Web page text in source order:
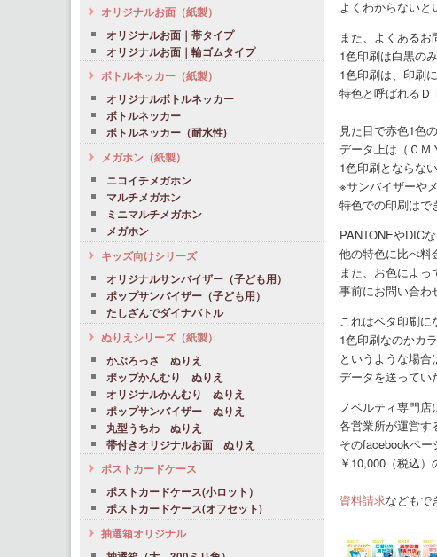
よくわからない
また、よくあるお
1色印刷は白黒の
1色印刷は、印刷
特色と呼ばれるＤ
見た目で赤色1色
データ上は（ＣＭ
1色印刷とならな
※サンバイザーや
特色での印刷はで
PANTONEやDIC
他の特色に比べ料
また、お色によ
事前にお問い合わ
これはベタ印刷に
1色印刷なのかカ
というような場合
データを送ってい
ノベルティ専門
各営業所が運営す
そのfacebookペ
￥10,000（税込
資料請求などもで
オリジナルお面（紙製）
オリジナルお面｜帯タイプ
オリジナルお面｜輪ゴムタイプ
ボトルネッカー（紙製）
オリジナルボトルネッカー
ボトルネッカー
ボトルネッカー（耐水性)
メガホン（紙製）
ニコイチメガホン
マルチメガホン
ミニマルチメガホン
メガホン
キッズ向けシリーズ
オリジナルサンバイザー（子ども用）
ポップサンバイザー（子ども用）
たしざんでダイナバトル
ぬりえシリーズ（紙製）
かぶろっさ ぬりえ
ポップかんむり ぬりえ
オリジナルかんむり ぬりえ
ポップサンバイザー ぬりえ
丸型うちわ ぬりえ
帯付きオリジナルお面 ぬりえ
ポストカードケース
ポストカードケース(小ロット）
ポストカードケース(オフセット)
抽選箱オリジナル